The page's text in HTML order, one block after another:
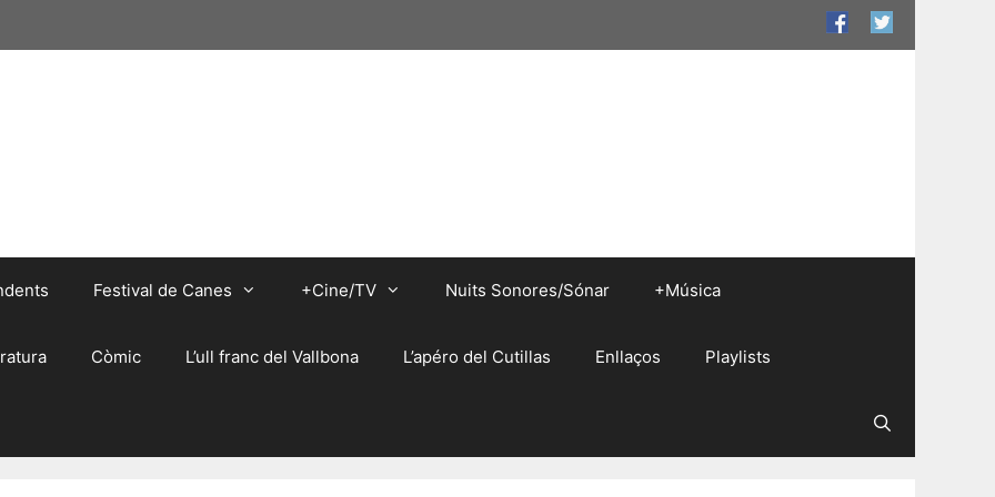
Festival de Canes +Cine/TV Nuits Sonores/Sónar +Música
Còmic L’ull franc del Vallbona L’apéro del Cutillas Enllaços Playlists